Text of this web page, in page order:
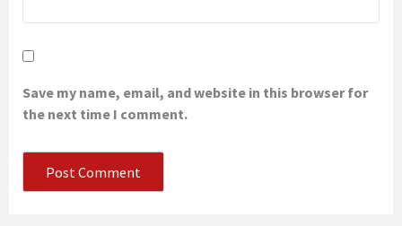
Save my name, email, and website in this browser for
the next time I comment.